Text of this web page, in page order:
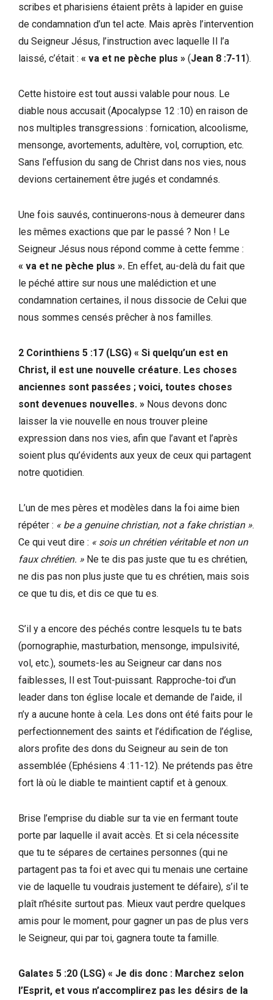
scribes et pharisiens étaient prêts à lapider en guise
de condamnation d’un tel acte. Mais après l’intervention
du Seigneur Jésus, l’instruction avec laquelle Il l’a
laissé, c’était : « va et ne pèche plus » (Jean 8 :7-11).
Cette histoire est tout aussi valable pour nous. Le
diable nous accusait (Apocalypse 12 :10) en raison de
nos multiples transgressions : fornication, alcoolisme,
mensonge, avortements, adultère, vol, corruption, etc.
Sans l’effusion du sang de Christ dans nos vies, nous
devions certainement être jugés et condamnés.
Une fois sauvés, continuerons-nous à demeurer dans
les mêmes exactions que par le passé ? Non ! Le
Seigneur Jésus nous répond comme à cette femme :
« va et ne pèche plus ». En effet, au-delà du fait que
le péché attire sur nous une malédiction et une
condamnation certaines, il nous dissocie de Celui que
nous sommes censés prêcher à nos familles.
2 Corinthiens 5 :17 (LSG) « Si quelqu’un est en
Christ, il est une nouvelle créature. Les choses
anciennes sont passées ; voici, toutes choses
sont devenues nouvelles. » Nous devons donc
laisser la vie nouvelle en nous trouver pleine
expression dans nos vies, afin que l’avant et l’après
soient plus qu’évidents aux yeux de ceux qui partagent
notre quotidien.
L’un de mes pères et modèles dans la foi aime bien
répéter : « be a genuine christian, not a fake christian ».
Ce qui veut dire : « sois un chrétien véritable et non un
faux chrétien. » Ne te dis pas juste que tu es chrétien,
ne dis pas non plus juste que tu es chrétien, mais sois
ce que tu dis, et dis ce que tu es.
S’il y a encore des péchés contre lesquels tu te bats
(pornographie, masturbation, mensonge, impulsivité,
vol, etc.), soumets-les au Seigneur car dans nos
faiblesses, Il est Tout-puissant. Rapproche-toi d’un
leader dans ton église locale et demande de l’aide, il
n’y a aucune honte à cela. Les dons ont été faits pour le
perfectionnement des saints et l’édification de l’église,
alors profite des dons du Seigneur au sein de ton
assemblée (Ephésiens 4 :11-12). Ne prétends pas être
fort là où le diable te maintient captif et à genoux.
Brise l’emprise du diable sur ta vie en fermant toute
porte par laquelle il avait accès. Et si cela nécessite
que tu te sépares de certaines personnes (qui ne
partagent pas ta foi et avec qui tu menais une certaine
vie de laquelle tu voudrais justement te défaire), s’il te
plaît n’hésite surtout pas. Mieux vaut perdre quelques
amis pour le moment, pour gagner un pas de plus vers
le Seigneur, qui par toi, gagnera toute ta famille.
Galates 5 :20 (LSG) « Je dis donc : Marchez selon
l’Esprit, et vous n’accomplirez pas les désirs de la